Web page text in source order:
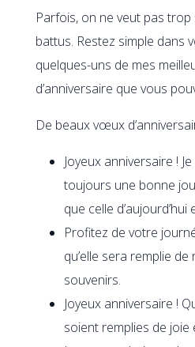
Parfois, on ne veut pas
battus. Restez simple dans
quelques-uns de mes
d’anniversaire que vous
De beaux vœux
Joyeux anniversaire !
toujours une bonne
que celle
Profitez de votre
qu’elle sera remplie
souvenirs.
Joyeux anniversaire !
soient remplies de joie